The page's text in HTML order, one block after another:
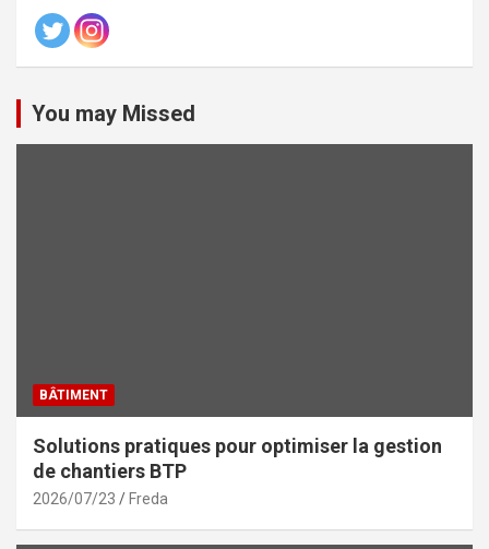
You may Missed
BÂTIMENT
Solutions pratiques pour optimiser la gestion
de chantiers BTP
2026/07/23 Freda